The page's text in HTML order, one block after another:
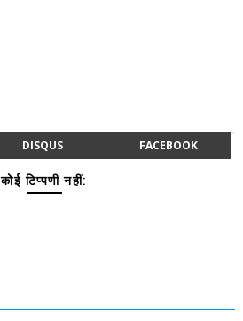
DISQUS FACEBOOK
कोई टिप्पणी नहीं: